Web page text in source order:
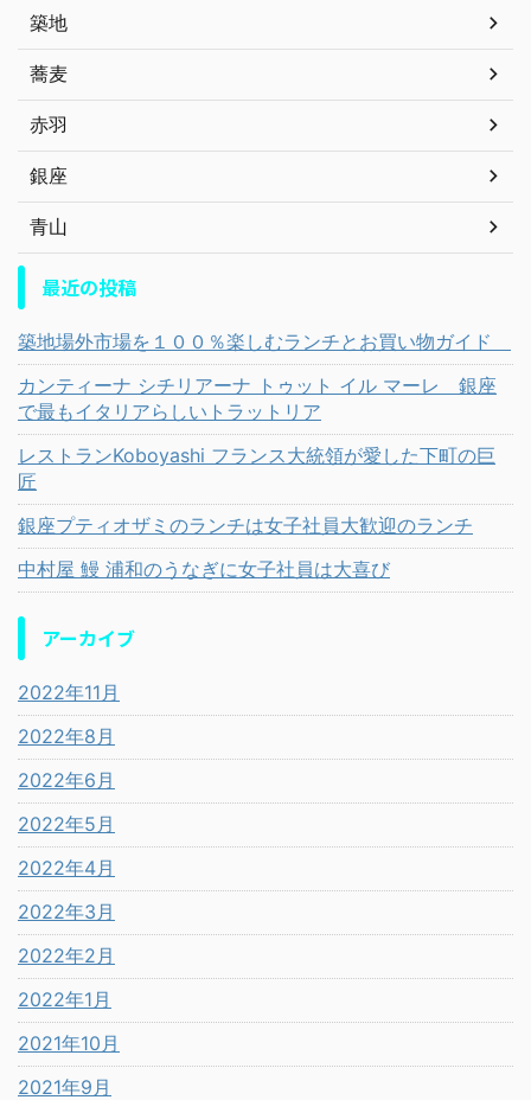
築地
蕎麦
赤羽
銀座
青山
最近の投稿
築地場外市場を１００％楽しむランチとお買い物ガイド
カンティーナ シチリアーナ トゥット イル マーレ 銀座
で最もイタリアらしいトラットリア
レストランKoboyashi フランス大統領が愛した下町の巨
匠
銀座プティオザミのランチは女子社員大歓迎のランチ
中村屋 鰻 浦和のうなぎに女子社員は大喜び
アーカイブ
2022年11月
2022年8月
2022年6月
2022年5月
2022年4月
2022年3月
2022年2月
2022年1月
2021年10月
2021年9月